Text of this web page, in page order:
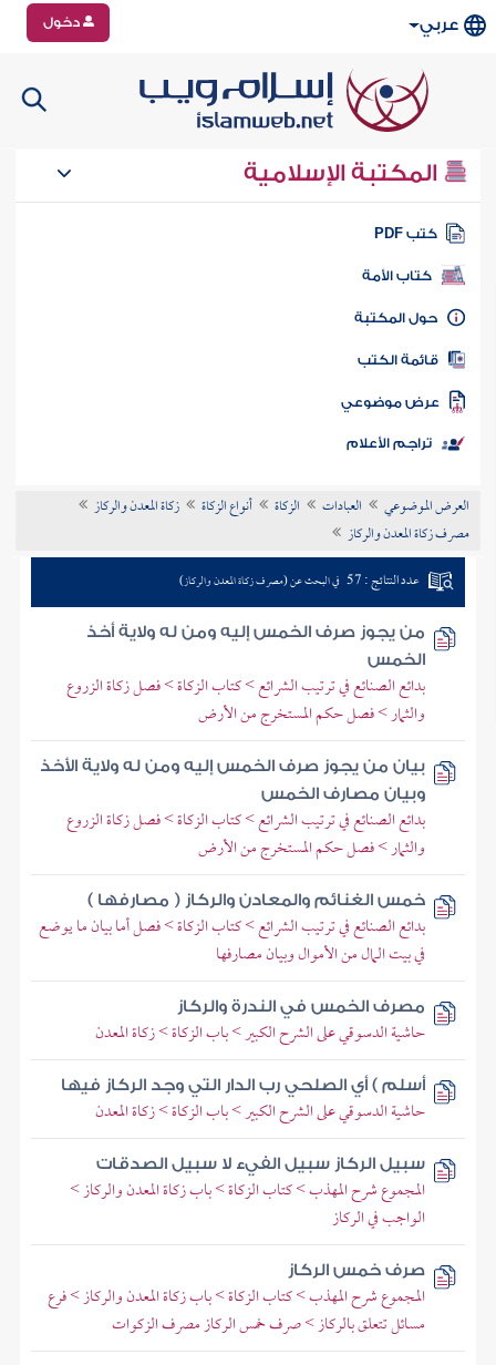
عربي دخول
المكتبة الإسلامية
كتب PDF
كتاب الأمة
المكتبة
الكتب
موضوعي
تراجم الأعلام
العرض الموضوعي العبادات الزكاة أنواع الزكاة
زكاة المعدن والركاز
مصرف زكاة المعدن والركاز
عدد النتائج : 57 في البحث عن (مصرف زكاة المعدن والركاز)
من يجوز صرف الخمس إليه ومن له ولاية أخذ
الخمس
بدائع الصنائع في ترتيب الشرائع > كتاب الزكاة > فصل زكاة الزروع
والثمار > فصل حكم المستخرج من الأرض
بيان من يجوز صرف الخمس إليه ومن له ولاية الأخذ
وبيان مصارف الخمس
بدائع الصنائع في ترتيب الشرائع > كتاب الزكاة > فصل زكاة الزروع
والثمار > فصل حكم المستخرج من الأرض
خمس الغنائم والمعادن والركاز ( مصارفها )
بدائع الصنائع في ترتيب الشرائع > كتاب الزكاة > فصل أما بيان ما يوضع
في بيت المال من الأموال وبيان مصارفها
مصرف الخمس في الندرة والركاز
حاشية الدسوقي على الشرح الكبير > باب الزكاة > زكاة المعدن
أسلم ) أي الصلحي رب الدار التي وجد الركاز فيها
حاشية الدسوقي على الشرح الكبير > باب الزكاة > زكاة المعدن
سبيل الركاز سبيل الفيء لا سبيل الصدقات
المجموع شرح المهذب > كتاب الزكاة > باب زكاة المعدن والركاز >
الواجب في الركاز
صرف خمس الركاز
المجموع شرح المهذب > كتاب الزكاة > باب زكاة المعدن والركاز > فرع
مسائل تتعلق بالركاز > صرف خمس الركاز مصرف الزكوات